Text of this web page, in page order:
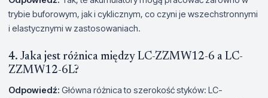
trybie buforowym, jak i cyklicznym, co czyni je wszechstronnymi
i elastycznymi w zastosowaniach.
4. Jaka jest różnica między LC-ZZMW12-6 a LC-
ZZMW12-6L?
Odpowiedź: Główna różnica to szerokość styków: LC-